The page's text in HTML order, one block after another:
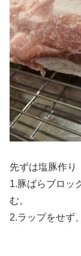
先ずは塩豚作り
1.豚ばらブロッ
む。
2.ラップをせず